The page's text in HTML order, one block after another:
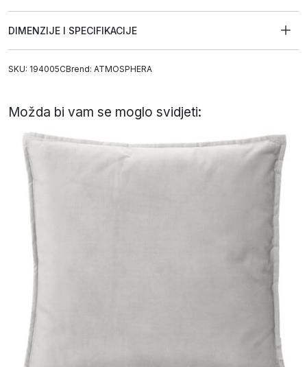
DIMENZIJE I SPECIFIKACIJE
SKU: 194005CBrend: ATMOSPHERA
Možda bi vam se moglo svidjeti: